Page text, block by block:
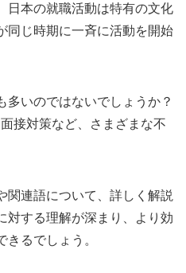
日本の就職活動は特有の文化
同じ時期に一斉に活動を開始
多いのではないでしょうか？
接対策など、さまざまな不
関連語について、詳しく解説
対する理解が深まり、より効
るでしょう。